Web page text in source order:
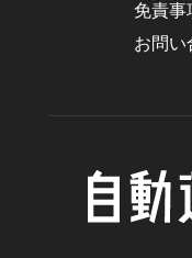
免責事
お問い